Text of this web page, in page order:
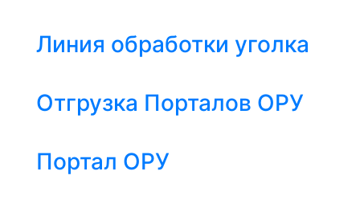
Линия обработки уголка
Отгрузка Порталов ОРУ
Портал ОРУ